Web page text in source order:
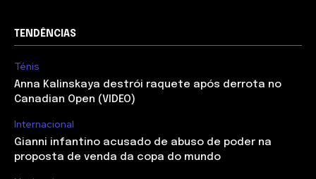
TENDÊNCIAS
Ténis
Anna Kalinskaya destrói raquete após derrota no
Canadian Open (VIDEO)
Internacional
Gianni infantino acusado de abuso de poder na
proposta de venda da copa do mundo